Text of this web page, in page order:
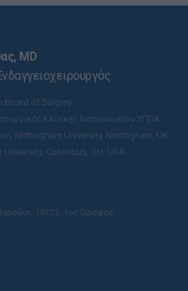
MD
Board of Surgery
Κλινικής Νοσοκομείου ΥΓΕΙΑ
Nottingham University, Nottingham, UK
University, Columbus, OH, USA
15123, 1ος Όροφος